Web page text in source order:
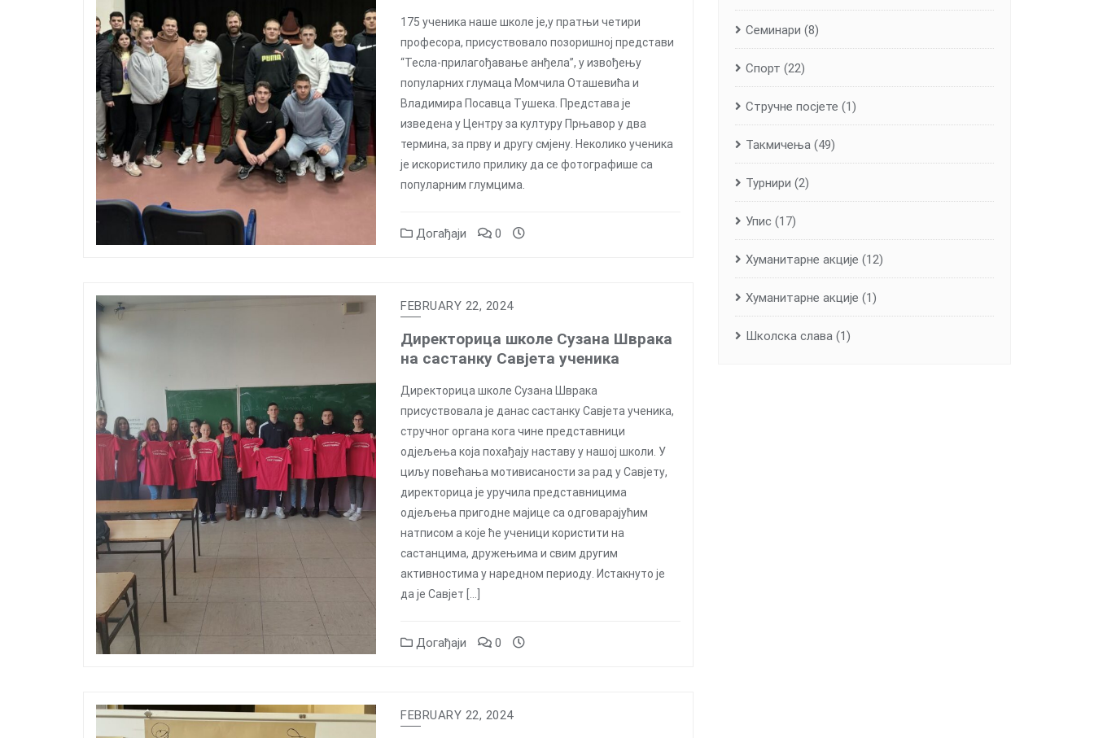
175 ученика наше школе је,у пратњи четири
професора, присуствовало позоришној представи
“Тесла-прилагођавање анђела”, у извођењу
популарних глумаца Момчила Оташевића и
Владимира Посавца Тушека. Представа је
изведена у Центру за културу Прњавор у два
термина, за прву и другу смјену. Неколико ученика
је искористило прилику да се фотографише са
популарним глумцима.
Догађаји 0
FEBRUARY 22, 2024
Директорица школе Сузана Шврака
на састанку Савјета ученика
Директорица школе Сузана Шврака
присуствовала је данас састанку Савјета ученика,
стручног органа кога чине представници
одјељења која похађају наставу у нашој школи. У
циљу повећања мотивисаности за рад у Савјету,
директорица је уручила представницима
одјељења пригодне мајице са одговарајућим
натписом а које ће ученици користити на
састанцима, дружењима и свим другим
активностима у наредном периоду. Истакнуто је
да је Савјет […]
Догађаји 0
FEBRUARY 22, 2024
Семинари (8)
Спорт (22)
Стручне посјете (1)
Такмичења (49)
Турнири (2)
Упис (17)
Хуманитарне aкције (12)
Хуманитарне акције (1)
Школска слава (1)